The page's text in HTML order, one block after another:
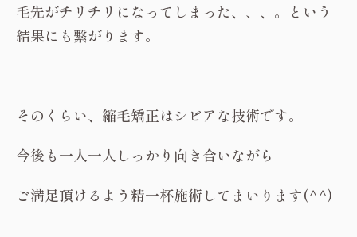
毛先がチリチリになってしまった、、、。という
結果にも繋がります。
そのくらい、縮毛矯正はシビアな技術です。
今後も一人一人しっかり向き合いながら
ご満足頂けるよう精一杯施術してまいります(^^)